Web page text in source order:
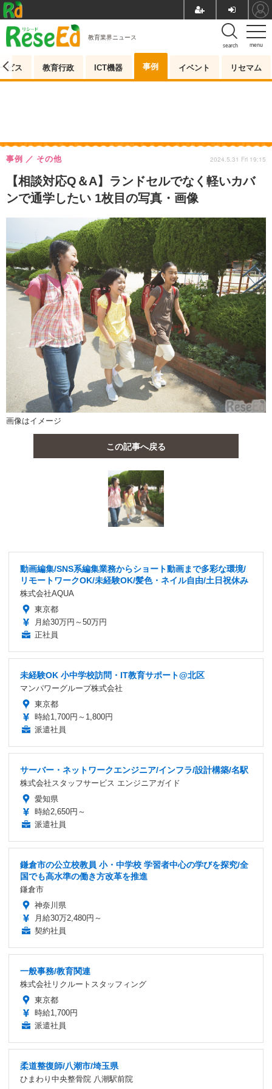
menu
search
教育業界ニュース
ビス 教育行政 ICT機器 事例 イベント リセマム
【相談対応Q＆A】ランドセルでなく軽いカバ
ンで通学したい 1枚目の写真・画像
事例 その他 2024.5.31 Fri 19:15
画像はイメージ
この記事へ戻る
動画編集/SNS系編集業務からショート動画まで多彩な環境/
リモートワークOK/未経験OK/髪色・ネイル自由/土日祝休み
株式会社AQUA
東京都
月給30万円～50万円
正社員
未経験OK 小中学校訪問・IT教育サポート@北区
マンパワーグループ株式会社
東京都
時給1,700円～1,800円
派遣社員
サーバー・ネットワークエンジニア/インフラ/設計構築/名駅
株式会社スタッフサービス エンジニアガイド
愛知県
時給2,650円～
派遣社員
鎌倉市の公立校教員 小・中学校 学習者中心の学びを探究/全
国でも高水準の働き方改革を推進
鎌倉市
神奈川県
月給30万2,480円～
契約社員
一般事務/教育関連
株式会社リクルートスタッフィング
東京都
時給1,700円
派遣社員
柔道整復師/八潮市/埼玉県
ひまわり中央整骨院 八潮駅前院